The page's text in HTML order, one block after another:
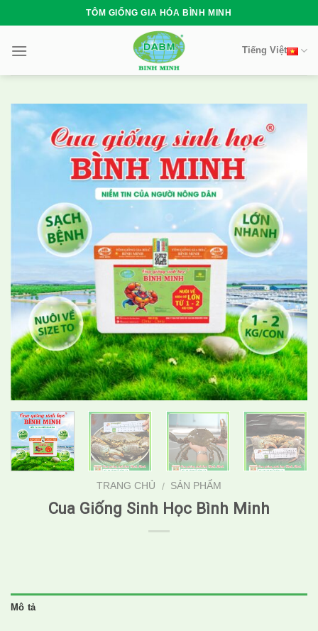
to
content
TÔM GIỐNG GIA HÓA BÌNH MINH
Tiếng Việt
TRANG CHỦ / SẢN PHẨM
Cua Giống Sinh Học Bình Minh
Mô tả